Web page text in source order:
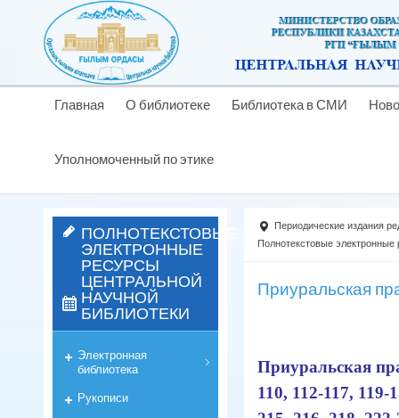
Главная О библиотеке Библиотека в СМИ
Уполномоченный по этике
Периодические издания
Полнотекстовые
Приуральская
Приуральская
110, 112-117, 119-
ПОЛНОТЕКСТОВЫЕ
ЭЛЕКТРОННЫЕ
РЕСУРСЫ
ЦЕНТРАЛЬНОЙ
НАУЧНОЙ
БИБЛИОТЕКИ
Электронная
библиотека
Рукописи